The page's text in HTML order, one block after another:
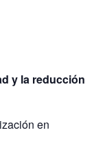
y la reducción
en